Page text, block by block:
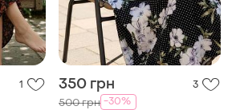
1 350 грн 3
500 грн -30%